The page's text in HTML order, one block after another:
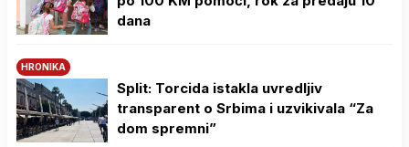
dana
HRONIKA
Split: Torcida istakla uvredljiv
transparent o Srbima i uzvikivala “Za
dom spremni”